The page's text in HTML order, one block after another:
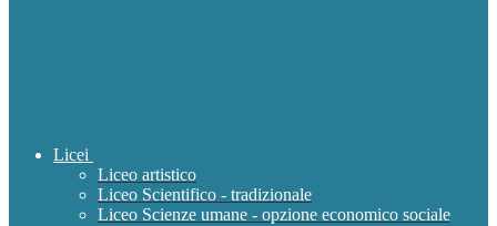
Licei
Liceo artistico
Liceo Scientifico - tradizionale
Liceo Scienze umane - opzione economico sociale